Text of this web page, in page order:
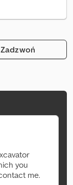
Zadzwoń